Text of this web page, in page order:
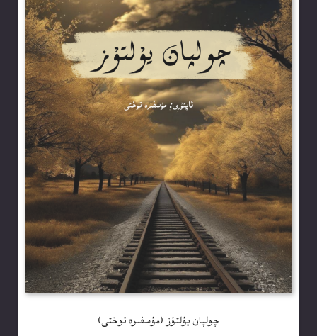
چولپان يۇلتۇز (مۇسفىرە توختى)